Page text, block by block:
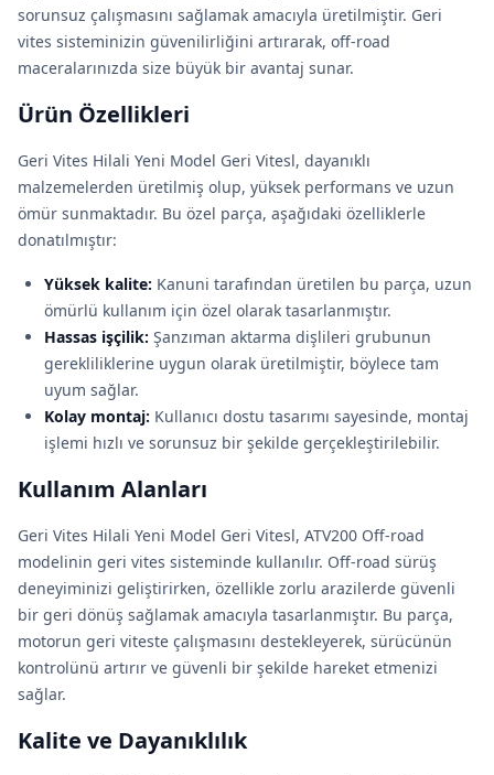
sorunsuz çalışmasını sağlamak amacıyla üretilmiştir. Geri
vites sisteminizin güvenilirliğini artırarak, off-road
maceralarınızda size büyük bir avantaj sunar.
Ürün Özellikleri
Geri Vites Hilali Yeni Model Geri Vitesl, dayanıklı
malzemelerden üretilmiş olup, yüksek performans ve uzun
ömür sunmaktadır. Bu özel parça, aşağıdaki özelliklerle
donatılmıştır:
Yüksek kalite: Kanuni tarafından üretilen bu parça, uzun
ömürlü kullanım için özel olarak tasarlanmıştır.
Hassas işçilik: Şanzıman aktarma dişlileri grubunun
gerekliliklerine uygun olarak üretilmiştir, böylece tam
uyum sağlar.
Kolay montaj: Kullanıcı dostu tasarımı sayesinde, montaj
işlemi hızlı ve sorunsuz bir şekilde gerçekleştirilebilir.
Kullanım Alanları
Geri Vites Hilali Yeni Model Geri Vitesl, ATV200 Off-road
modelinin geri vites sisteminde kullanılır. Off-road sürüş
deneyiminizi geliştirirken, özellikle zorlu arazilerde güvenli
bir geri dönüş sağlamak amacıyla tasarlanmıştır. Bu parça,
motorun geri viteste çalışmasını destekleyerek, sürücünün
kontrolünü artırır ve güvenli bir şekilde hareket etmenizi
sağlar.
Kalite ve Dayanıklılık